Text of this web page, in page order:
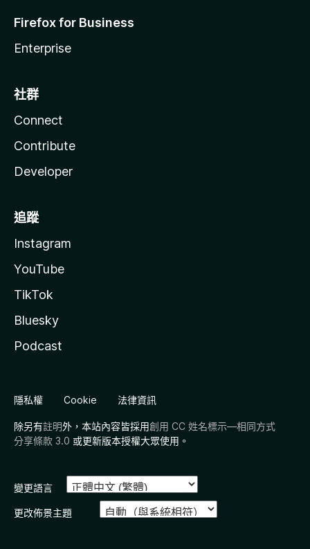
Firefox for Business
Enterprise
社群
Connect
Contribute
Developer
追蹤
Instagram
YouTube
TikTok
Bluesky
Podcast
隱私權 Cookie 法律資訊
除另有註明外，本站內容皆採用創用 CC 姓名標示—相同方式
分享條款 3.0 或更新版本授權大眾使用。
變更語言
更改佈景主題